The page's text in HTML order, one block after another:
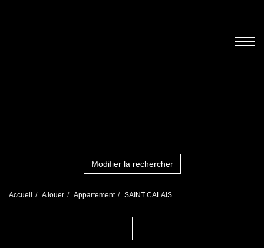
Modifier la rechercher
Accueil A louer Appartement SAINT CALAIS